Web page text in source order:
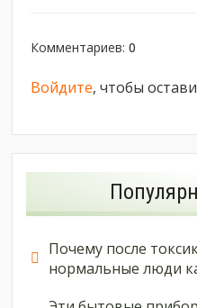
Комментариев:0
Войдите, чтобы
Почему после
нормальные люди